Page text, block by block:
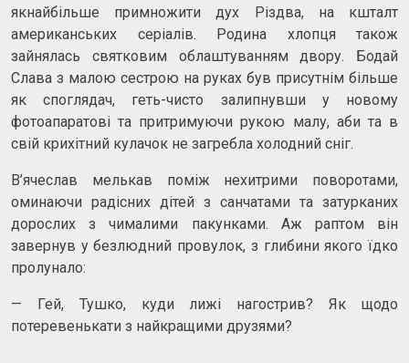
якнайбільше примножити дух Різдва, на кшталт
американських серіалів. Родина хлопця також
зайнялась святковим облаштуванням двору. Бодай
Слава з малою сестрою на руках був присутнім більше
як споглядач, геть-чисто залипнувши у новому
фотоапаратові та притримуючи рукою малу, аби та в
свій крихітний кулачок не загребла холодний сніг.
В’ячеслав мелькав поміж нехитрими поворотами,
оминаючи радісних дітей з санчатами та затурканих
дорослих з чималими пакунками. Аж раптом він
завернув у безлюдний провулок, з глибини якого їдко
пролунало:
— Гей, Тушко, куди лижі нагострив? Як щодо
потеревенькати з найкращими друзями?